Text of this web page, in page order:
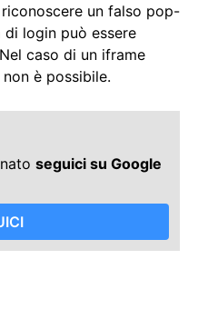
un falso pop-
login può essere
caso di un iframe
è possibile.
seguici su Google